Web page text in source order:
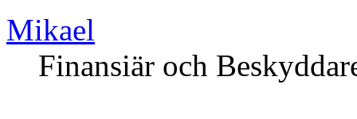
Mikael
Finansiär och